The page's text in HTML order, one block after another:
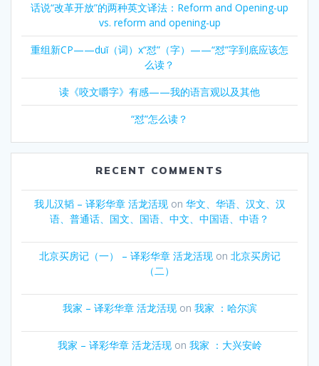
话说“改革开放”的两种英文译法：Reform and Opening-up
vs. reform and opening-up
重组新CP——duǐ（词）x“怼”（字）——“怼”字到底应该怎
么读？
读《咬文嚼字》有感——我的语言观以及其他
“怼”怎么读？
RECENT COMMENTS
我儿汉韬 – 译彩华章 活龙活现on 华文、华语、汉文、汉
语、普通话、国文、国语、中文、中国语、中语？
北京买房记（一） – 译彩华章 活龙活现on 北京买房记
（二）
我家 – 译彩华章 活龙活现on 我家 ：哈尔滨
我家 – 译彩华章 活龙活现on 我家 ：大兴安岭